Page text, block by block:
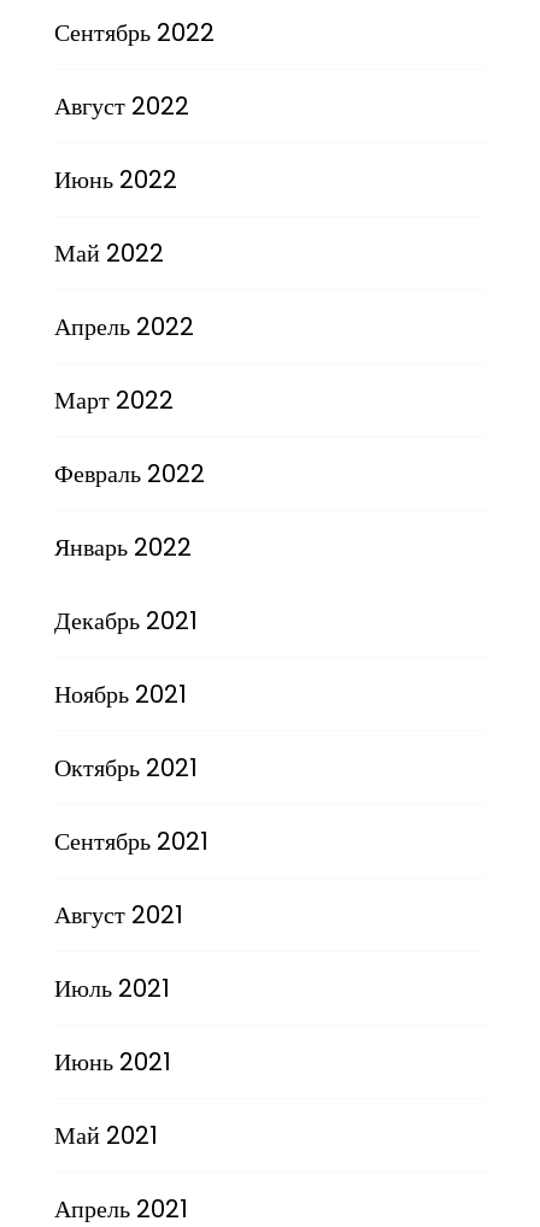
Сентябрь 2022
Август 2022
Июнь 2022
Май 2022
Апрель 2022
Март 2022
Февраль 2022
Январь 2022
Декабрь 2021
Ноябрь 2021
Октябрь 2021
Сентябрь 2021
Август 2021
Июль 2021
Июнь 2021
Май 2021
Апрель 2021